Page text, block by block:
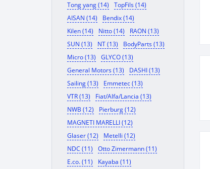
Tong yang (14)
TopFils (14)
AISAN (14)
Bendix (14)
Kilen (14)
Nitto (14)
RAON (13)
SUN (13)
NT (13)
BodyParts (13)
Micro (13)
GLYCO (13)
General Motors (13)
DASHI (13)
Sailing (13)
Emmetec (13)
VTR (13)
Fiat/Alfa/Lancia (13)
NWB (12)
Pierburg (12)
MAGNETI MARELLI (12)
Glaser (12)
Metelli (12)
NDC (11)
Otto Zimermann (11)
E.co. (11)
Kayaba (11)